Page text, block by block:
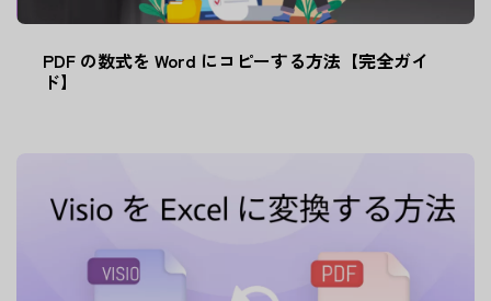
PDF の数式を Word にコピーする方法【完全ガイ
ド】